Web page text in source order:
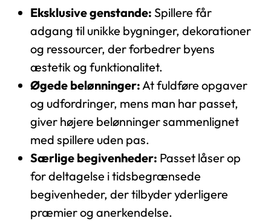
Eksklusive genstande: Spillere får
adgang til unikke bygninger, dekorationer
og ressourcer, der forbedrer byens
æstetik og funktionalitet.
Øgede belønninger:At fuldføre opgaver
og udfordringer, mens man har passet,
giver højere belønninger sammenlignet
med spillere uden pas.
Særlige begivenheder: Passet låser op
for deltagelse i tidsbegrænsede
begivenheder, der tilbyder yderligere
præmier og anerkendelse.